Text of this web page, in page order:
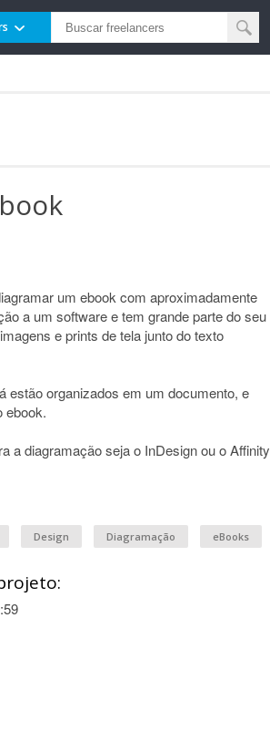
um ebook com aproximadamente
a um software e tem grande parte do seu
e prints de tela junto do texto
estão organizados em um documento, e
ebook.
a diagramação seja o InDesign ou o Affinity
Design Diagramação eBooks